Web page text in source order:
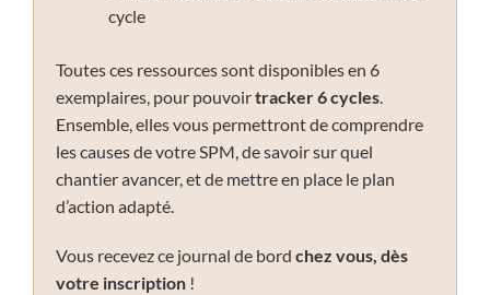
cycle
Toutes ces ressources sont disponibles en 6
exemplaires, pour pouvoirtracker 6 cycles
Ensemble, elles vous permettront de comprendre
les causes de votre SPM, de savoir sur quel
chantier avancer, et de mettre en place le plan
d’action adapté.
Vous recevez ce journal de bord chez vous, dès
votre inscription !